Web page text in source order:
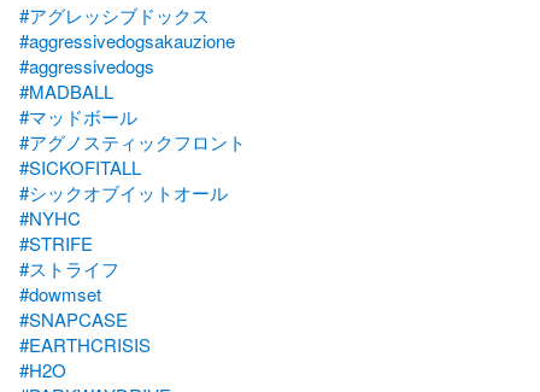
#アグレッシブドックス
#aggressivedogsakauzione
#aggressivedogs
#MADBALL
#マッドボール
#アグノスティックフロント
#SICKOFITALL
#シックオブイットオール
#NYHC
#STRIFE
#ストライフ
#dowmset
#SNAPCASE
#EARTHCRISIS
#H2O